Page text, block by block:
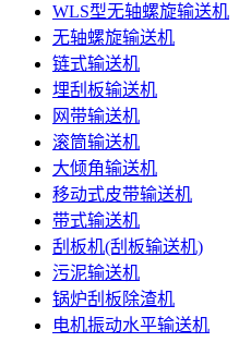
WLS型无轴螺旋输送机
无轴螺旋输送机
链式输送机
埋刮板输送机
网带输送机
滚筒输送机
大倾角输送机
移动式皮带输送机
带式输送机
刮板机(刮板输送机)
污泥输送机
锅炉刮板除渣机
电机振动水平输送机